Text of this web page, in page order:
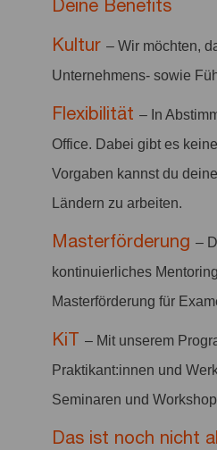
Deine Benefits
Kultur – Wir möchten,
Unternehmens- sowie
Flexibilität – In
Office. Dabei gibt es
Vorgaben kannst du
Ländern zu arbeiten.
Masterförderung –
kontinuierliches
Masterförderung für
KiT – Mit unserem
Praktikant:innen und
Seminaren und
Das ist noch nicht